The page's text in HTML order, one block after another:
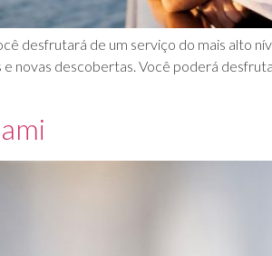
desfrutará de um serviço do mais alto
e novas descobertas. Você poderá